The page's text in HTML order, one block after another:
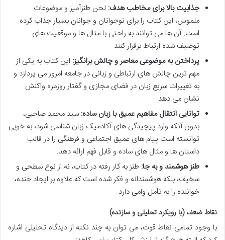
جذابیت بالا برای مخاطب هدف: لحن طنزآمیز و موضوعات
ملموس، این کتاب را برای نوجوانان و جوانان بسیار جذاب کرده
است. آن ها می توانند به راحتی با مثال ها و موقعیت های
توصیف شده ارتباط برقرار کنند.
پرداختن به موضوعی معاصر و چالش برانگیز: این کتاب به یکی از
مهم ترین چالش های ارتباطی و زبانی در جامعه امروز می پردازد و
به تغییرات سریع زبان در فضای مجازی و گفتار روزمره واکنش
نشان می دهد.
توانایی انتقال مفاهیم عمیق با زبان ساده: سید محمد صاحبی،
بدون آنکه وارد پیچیدگی های آکادمیک زبان شناسی شود، به خوبی
توانسته است پیام های عمیق اجتماعی و فرهنگی را در قالب
داستان ها و مثال های ساده و قابل فهم ارائه دهد.
طنز هوشمند و به جا: طنز به کار رفته در کتاب، نه از نوع سطحی و
سخیف، بلکه هوشمندانه و فکر شده است که علاوه بر ایجاد خنده،
خواننده را به تأمل وامی دارد.
نقاط ضعف (با رویکرد تحلیلی و سازنده)
با وجود تمامی نقاط قوت، می توان به چند نکته از دیدگاه تحلیلی اشاره